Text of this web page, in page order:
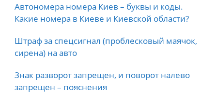
Автономера номера Киев – буквы и коды.
Какие номера в Киеве и Киевской области?
Штраф за спецсигнал (проблесковый маячок,
сирена) на авто
Знак разворот запрещен, и поворот налево
запрещен – пояснения